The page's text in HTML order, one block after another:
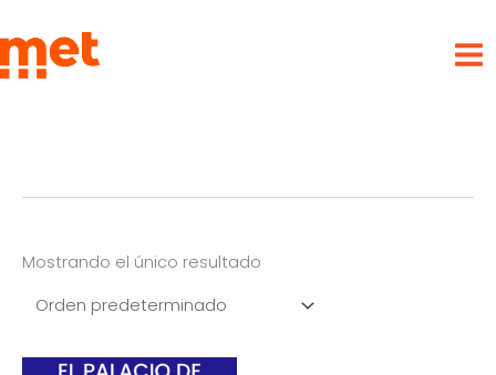
al
contenido
Mostrando el único resultado